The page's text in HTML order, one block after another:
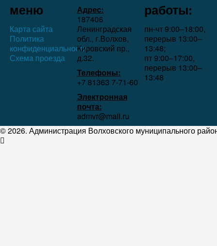
меню
Карта сайта
Политика
конфиденциальности
Схема проезда
Адрес:
187406
Ленинградская
обл., г.Волхов,
Кировский пр.,
д.32.
Телефоны:
+7 81363 7‑71-60
Электронная
почта:
admvr@mail.ru
работы:
пн-чт 9:00–18:00,
перерыв 13:00–
13:48;
пт 9:00–17:00,
перерыв 13:00–
13:48
© 2026. Администрация Волховского муниципального